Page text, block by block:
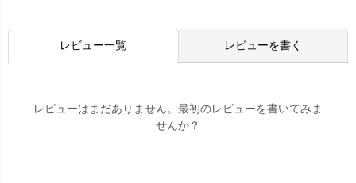
レビュー一覧 レビューを書く
レビューはまだありません。最初のレビューを書いてみま
せんか？